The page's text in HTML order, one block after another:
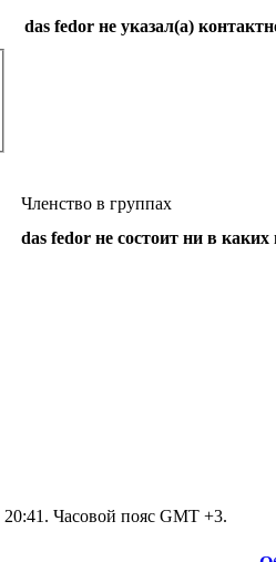
das fedor не указал(а)
Членство в группах
das fedor не состоит ни в каких
20:41 . Часовой пояс GMT +3.